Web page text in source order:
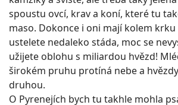
spoustu ovcí, krav a koní, které tu
maso. Dokonce i oni mají kolem krku
ustelete nedaleko stáda, moc se
užijete oblohu s miliardou hvězd!
širokém pruhu protíná nebe a
druhou.
O Pyrenejích bych tu takhle mohla